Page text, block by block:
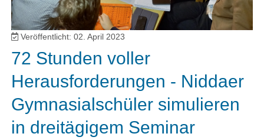
Veröffentlicht: 02. April 2023
72 Stunden voller
Herausforderungen - Niddaer
Gymnasialschüler simulieren
in dreitägigem Seminar